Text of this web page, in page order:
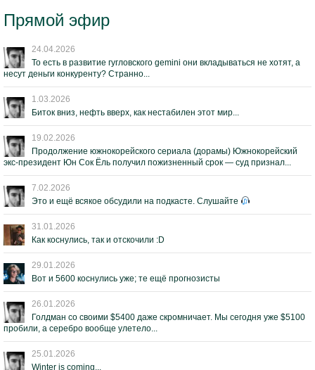
Прямой эфир
24.04.2026
То есть в развитие гугловского gemini они вкладываться не хотят, а
несут деньги конкуренту? Странно...
1.03.2026
Биток вниз, нефть вверх, как нестабилен этот мир...
19.02.2026
Продолжение южнокорейского сериала (дорамы) Южнокорейский
экс-президент Юн Сок Ёль получил пожизненный срок — суд признал...
7.02.2026
Это и ещё всякое обсудили на подкасте. Слушайте
31.01.2026
Как коснулись, так и отскочили :D
29.01.2026
Вот и 5600 коснулись уже; те ещё прогнозисты
26.01.2026
Голдман со своими $5400 даже скромничает. Мы сегодня уже $5100
пробили, а серебро вообще улетело...
25.01.2026
Winter is coming...